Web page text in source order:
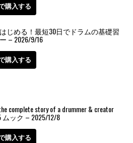
購入する
じめる！最短30日でドラムの基礎習
– 2026/9/16
購入する
complete story of a drummer & creator
ムック – 2025/12/8
購入する